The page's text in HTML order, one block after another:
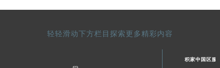
青海省海北藏族自治州海晏县将军路积家售后服务中心（需提前预约）
轻轻滑动下方栏目探索更多精彩内容
积家中国区服